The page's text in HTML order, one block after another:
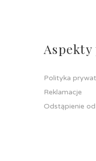
Polityka
Reklamacje
Odstąpienie